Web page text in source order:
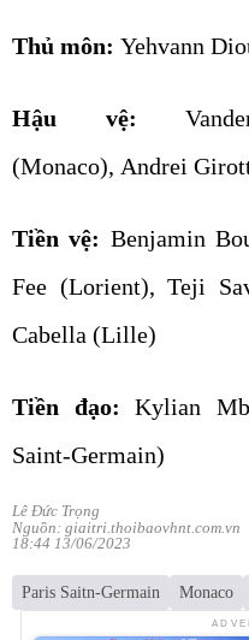
Thủ môn: Yehvann
Hậu vệ:
(Monaco), Andrei
Tiền vệ: Benjamin
Fee (Lorient), Teji
Cabella (Lille)
Tiền đạo: Kylian
Saint-Germain)
Lê Đức Trọng
Nguồn: giaitri.thoibaovhnt.com.vn
18:44 13/06/2023
Paris Saitn-Germain Monaco